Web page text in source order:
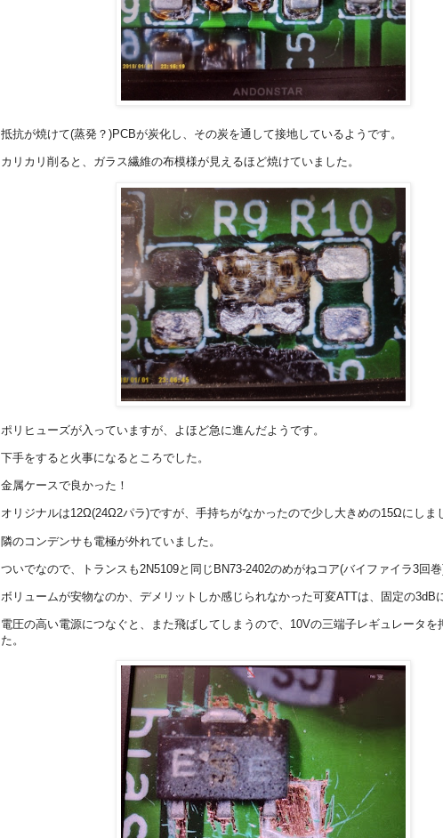
抵抗が焼けて(蒸発？)PCBが炭化し、その炭を通して接地しているようです。
カリカリ削ると、ガラス繊維の布模様が見えるほど焼けていました。
ポリヒューズが入っていますが、よほど急に進んだようです。
下手をすると火事になるところでした。
金属ケースで良かった！
オリジナルは12Ω(24Ω2パラ)ですが、手持ちがなかったので少し大きめの15Ωにしま
隣のコンデンサも電極が外れていました。
ついでなので、トランスも2N5109と同じBN73-2402のめがねコア(バイファイラ3回巻)
ボリュームが安物なのか、デメリットしか感じられなかった可変ATTは、固定の3dB
電圧の高い電源につなぐと、また飛ばしてしまうので、10Vの三端子レギュレータを
た。